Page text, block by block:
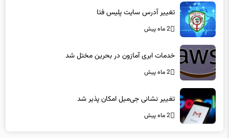
2 ماه پیش
2 ماه پیش
2 ماه پیش